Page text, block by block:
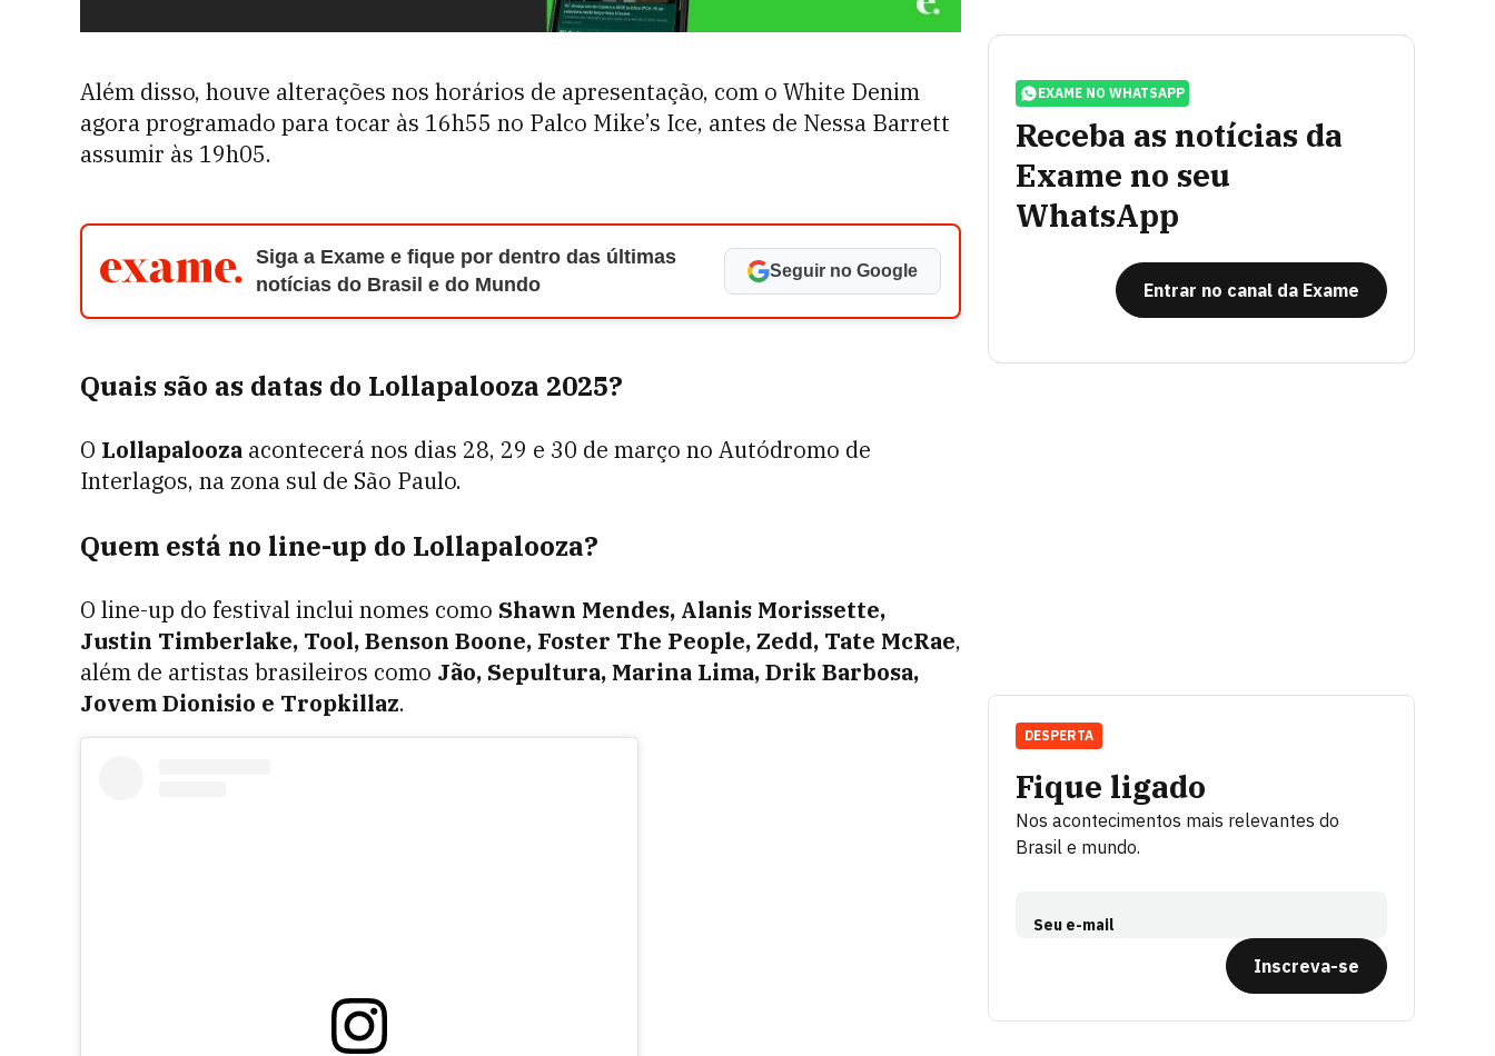
Além disso, houve alterações nos horários de apresentação, com o White Denim
agora programado para tocar às 16h55 no Palco Mike’s Ice, antes de Nessa Barrett
assumir às 19h05.
Siga a Exame e fique por dentro das últimas
notícias do Brasil e do Mundo
Seguir no Google
Quais são as datas do Lollapalooza 2025?
O Lollapalooza acontecerá nos dias 28, 29 e 30 de março no Autódromo de
Interlagos, na zona sul de São Paulo.
Quem está no line-up do Lollapalooza?
O line-up do festival inclui nomes como Shawn Mendes, Alanis Morissette,
Justin Timberlake, Tool, Benson Boone, Foster The People, Zedd, Tate McRae,
além de artistas brasileiros como Jão, Sepultura, Marina Lima, Drik Barbosa,
Jovem Dionisio e Tropkillaz.
EXAME NO WHATSAPP
Receba as notícias da
Exame no seu
WhatsApp
Entrar no canal da Exame
Fique ligado
Nos acontecimentos mais relevantes do
Brasil e mundo.
Seu e-mail
Inscreva-se
DESPERTA